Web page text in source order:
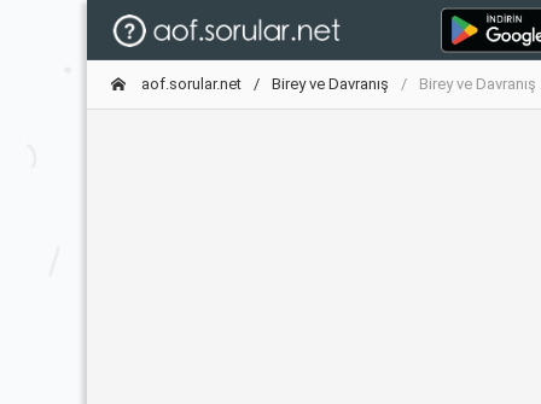
aof.sorular.net Birey ve Davranış Birey ve